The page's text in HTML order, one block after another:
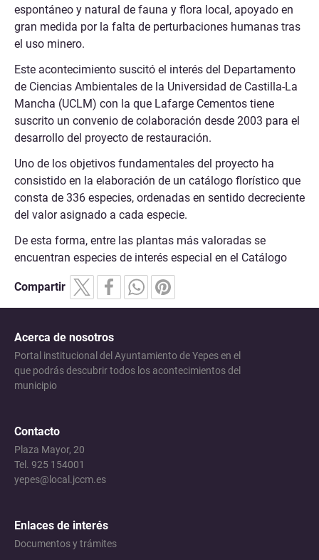
espontáneo y natural de fauna y flora local, apoyado en
gran medida por la falta de perturbaciones humanas tras
el uso minero.
Este acontecimiento suscitó el interés del Departamento
de Ciencias Ambientales de la Universidad de Castilla-La
Mancha (UCLM) con la que Lafarge Cementos tiene
suscrito un convenio de colaboración desde 2003 para el
desarrollo del proyecto de restauración.
Uno de los objetivos fundamentales del proyecto ha
consistido en la elaboración de un catálogo florístico que
consta de 336 especies, ordenadas en sentido decreciente
del valor asignado a cada especie.
De esta forma, entre las plantas más valoradas se
encuentran especies de interés especial en el Catálogo
Compartir
Acerca de nosotros
Portal institucional del Ayuntamiento de Yepes en el
que podrás descubrir todos los acontecimientos del
municipio
Contacto
Plaza Mayor, 20
Tel. 925 154001
yepes@local.jccm.es
Enlaces de interés
Documentos y trámites